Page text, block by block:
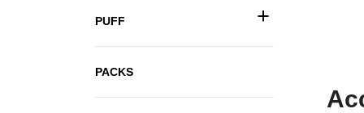
PUFF +
PACKS